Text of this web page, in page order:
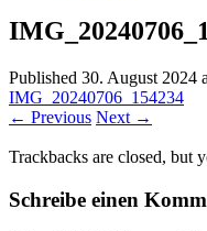
Published 30. August 2024
IMG_20240706_154234
← Previous Next →
Trackbacks are closed, but
Schreibe einen